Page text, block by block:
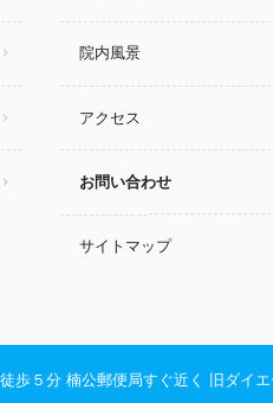
院内風景
アクセス
お問い合わせ
サイトマップ
歩５分 楠公郵便局すぐ近く 旧ダイ